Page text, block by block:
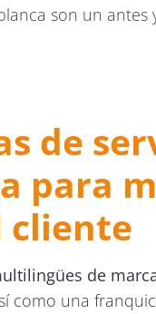
son un antes
de
para
cliente
de
como una